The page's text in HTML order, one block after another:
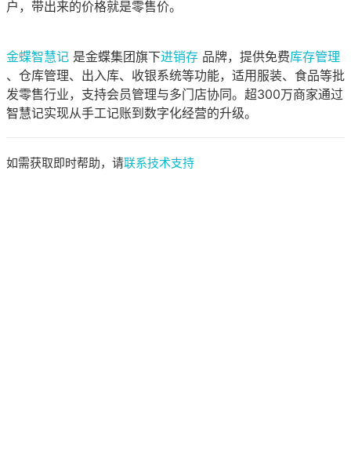
户，带出来的价格就是零售价。
金蝶智慧记 是金蝶集团旗下进销存 品牌，提供免费库存管理
、仓库管理、出入库、收银系统等功能，适用服装、食品等批
发零售行业，支持会员管理与多门店协同。超300万商家通过
智慧记实现从手工记账到数字化经营的升级。
如需获取即时帮助，请联系技术支持